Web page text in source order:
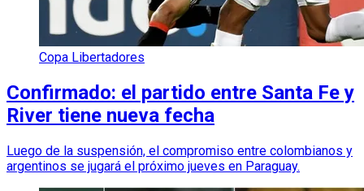
Copa Libertadores
Confirmado: el partido entre Santa Fe y
River tiene nueva fecha
Luego de la suspensión, el compromiso entre colombianos y
argentinos se jugará el próximo jueves en Paraguay.